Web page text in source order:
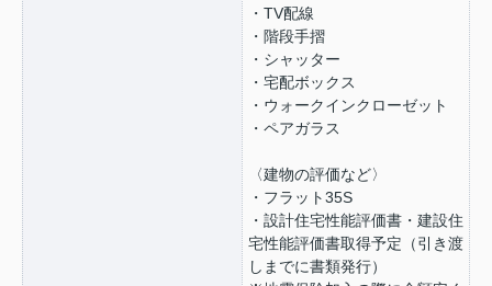
・TV配線
・階段手摺
・シャッター
・宅配ボックス
・ウォークインクローゼット
・ペアガラス
〈建物の評価など〉
・フラット35S
・設計住宅性能評価書・建設住
宅性能評価書取得予定（引き渡
しまでに書類発行）